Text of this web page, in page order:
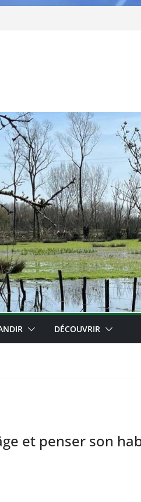
INTER-
et penser son habitat de
24/09
DÉCOUVRIR
et penser son